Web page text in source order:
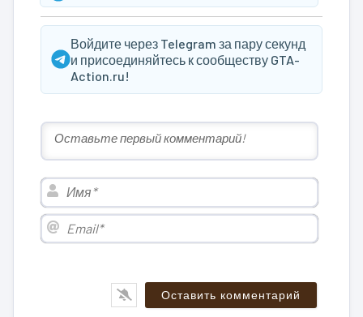
Войдите через Telegram за пару секунд
и присоединяйтесь к сообществу GTA-
Action.ru!
Имя*
Email*